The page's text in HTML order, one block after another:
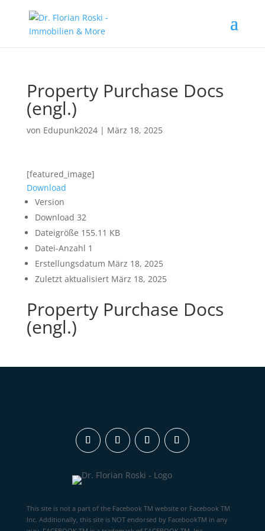
Property Purchase Docs
(engl.)
von Edupunk2024| März 18, 2025
[featured_image]
Download
Version
Download 32
Dateigröße 155.11 KB
Datei-Anzahl 1
Erstellungsdatum März 18, 2025
Zuletzt aktualisiert März 18, 2025
Property Purchase Docs
(engl.)
This site is not a part of the Facebook TM website or Facebook TM
Inc. Additionally, this site is NOT endorsed by FacebookTM in any